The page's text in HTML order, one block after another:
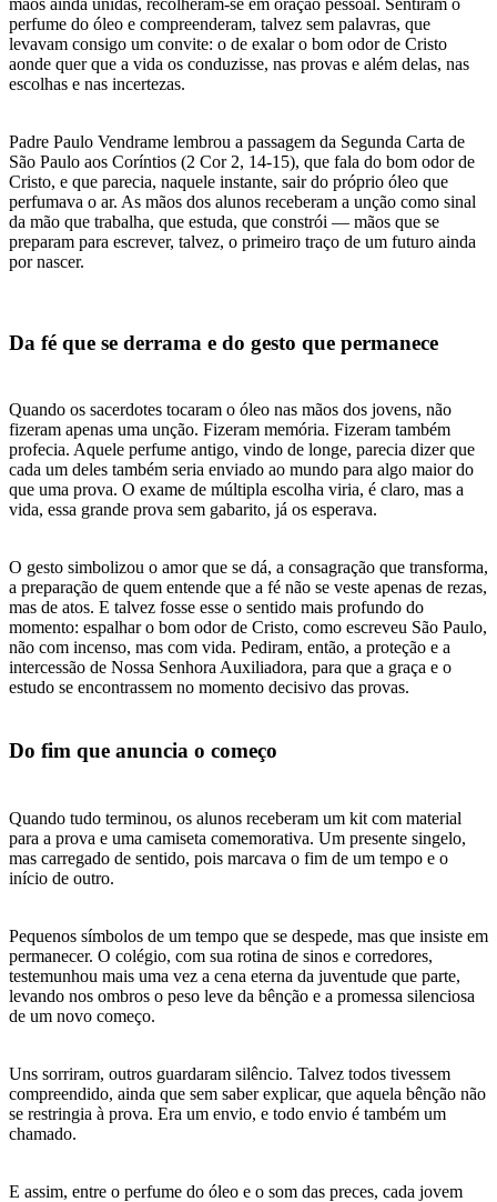
perfume do óleo e compreenderam, talvez sem palavras, que
levavam consigo um convite: o de exalar o bom odor de Cristo
aonde quer que a vida os conduzisse, nas provas e além delas, nas
escolhas e nas incertezas.
Padre Paulo Vendrame lembrou a passagem da Segunda Carta de
São Paulo aos Coríntios (2 Cor 2, 14-15), que fala do bom odor de
Cristo, e que parecia, naquele instante, sair do próprio óleo que
perfumava o ar. As mãos dos alunos receberam a unção como sinal
da mão que trabalha, que estuda, que constrói — mãos que se
preparam para escrever, talvez, o primeiro traço de um futuro ainda
por nascer.
Da fé que se derrama e do gesto que permanece
Quando os sacerdotes tocaram o óleo nas mãos dos jovens, não
fizeram apenas uma unção. Fizeram memória. Fizeram também
profecia. Aquele perfume antigo, vindo de longe, parecia dizer que
cada um deles também seria enviado ao mundo para algo maior do
que uma prova. O exame de múltipla escolha viria, é claro, mas a
vida, essa grande prova sem gabarito, já os esperava.
O gesto simbolizou o amor que se dá, a consagração que transforma,
a preparação de quem entende que a fé não se veste apenas de rezas,
mas de atos. E talvez fosse esse o sentido mais profundo do
momento: espalhar o bom odor de Cristo, como escreveu São Paulo,
não com incenso, mas com vida. Pediram, então, a proteção e a
intercessão de Nossa Senhora Auxiliadora, para que a graça e o
estudo se encontrassem no momento decisivo das provas.
Do fim que anuncia o começo
Quando tudo terminou, os alunos receberam um kit com material
para a prova e uma camiseta comemorativa. Um presente singelo,
mas carregado de sentido, pois marcava o fim de um tempo e o
início de outro.
Pequenos símbolos de um tempo que se despede, mas que insiste em
permanecer. O colégio, com sua rotina de sinos e corredores,
testemunhou mais uma vez a cena eterna da juventude que parte,
levando nos ombros o peso leve da bênção e a promessa silenciosa
de um novo começo.
Uns sorriram, outros guardaram silêncio. Talvez todos tivessem
compreendido, ainda que sem saber explicar, que aquela bênção não
se restringia à prova. Era um envio, e todo envio é também um
chamado.
E assim, entre o perfume do óleo e o som das preces, cada jovem